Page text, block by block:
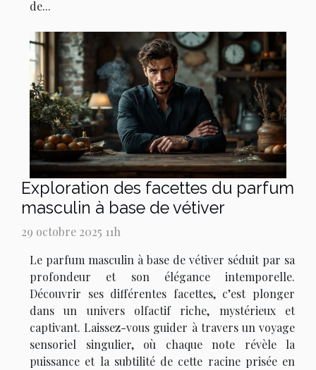
de...
Exploration des facettes du parfum
masculin à base de vétiver
29 octobre 2025 11h
Le parfum masculin à base de vétiver séduit par sa
profondeur et son élégance intemporelle.
Découvrir ses différentes facettes, c’est plonger
dans un univers olfactif riche, mystérieux et
captivant. Laissez-vous guider à travers un voyage
sensoriel singulier, où chaque note révèle la
puissance et la subtilité de cette racine prisée en